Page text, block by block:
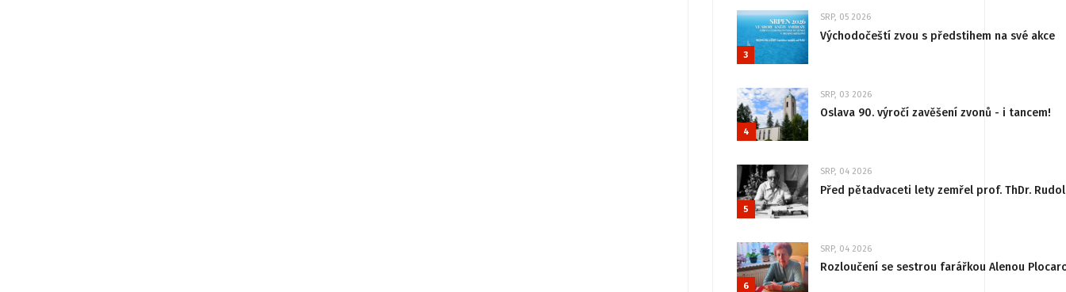
3
SRP, 05 2026
Východočeští zvou s předstihem na své akce
4
SRP, 03 2026
Oslava 90. výročí zavěšení zvonů - i tancem!
5
SRP, 04 2026
Před pětadvaceti lety zemřel prof. ThDr.
6
SRP, 04 2026
Rozloučení se sestrou farářkou Alenou